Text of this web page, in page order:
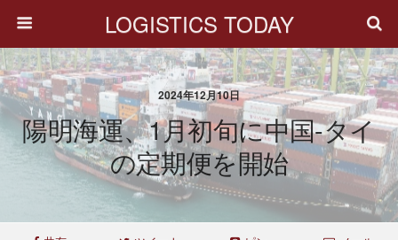
LOGISTICS TODAY
2024年12月10日
陽明海運、1月初旬に中国-タイ
の定期便を開始